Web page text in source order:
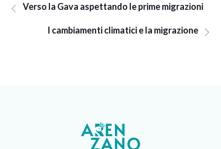
Verso la Gava aspettando le prime migrazioni
I cambiamenti climatici e la migrazione